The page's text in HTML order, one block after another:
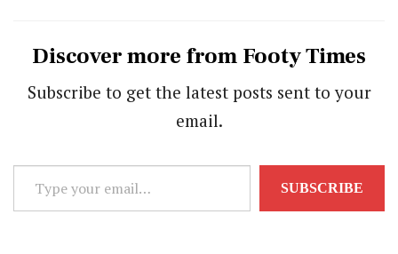
Discover more from Footy Times
Subscribe to get the latest posts sent to your
email.
your
SUBSCRIBE